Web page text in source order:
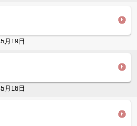
月19日
月16日